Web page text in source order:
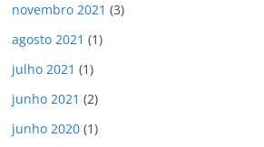
novembro 2021 (3)
agosto 2021 (1)
julho 2021 (1)
junho 2021 (2)
junho 2020 (1)